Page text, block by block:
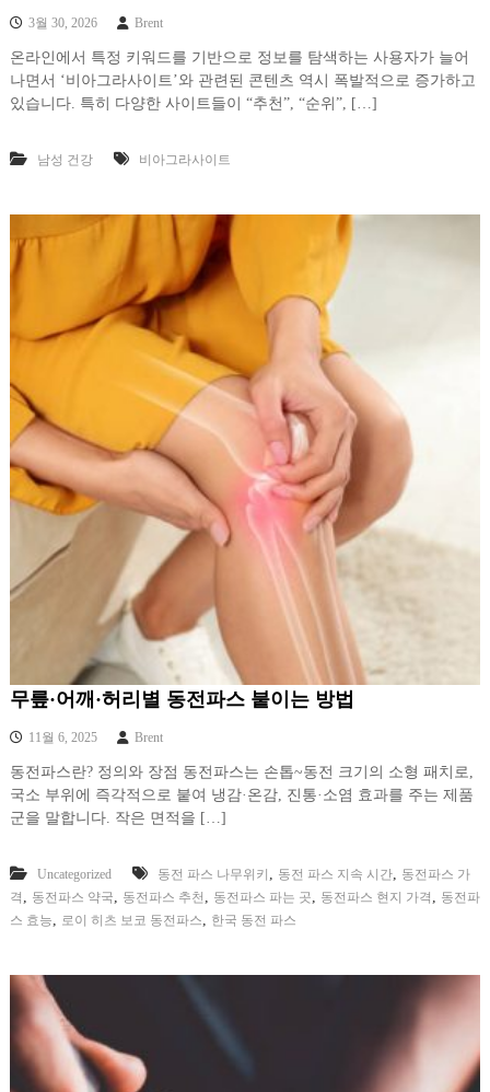
3월 30, 2026 Brent
온라인에서 특정 키워드를 기반으로 정보를 탐색하는 사용자가 늘어
나면서 ‘비아그라사이트’와 관련된 콘텐츠 역시 폭발적으로 증가하고
있습니다. 특히 다양한 사이트들이 “추천”, “순위”, […]
남성 건강 비아그라사이트
무릎·어깨·허리별 동전파스 붙이는 방법
11월 6, 2025 Brent
동전파스란? 정의와 장점 동전파스는 손톱~동전 크기의 소형 패치로,
국소 부위에 즉각적으로 붙여 냉감·온감, 진통·소염 효과를 주는 제품
군을 말합니다. 작은 면적을 […]
Uncategorized 동전 파스 나무위키 , 동전 파스 지속 시간, 동전파스 가
격 , 동전파스 약국, 동전파스 추천 , 동전파스 파는 곳, 동전파스 현지 가격 , 동전파
스 효능, 로이 히츠 보코 동전파스, 한국 동전 파스